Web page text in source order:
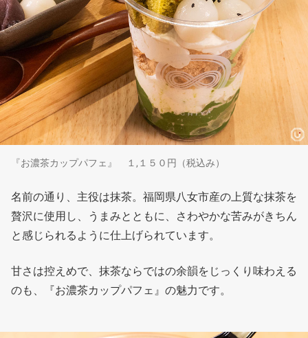
『お濃茶カップパフェ』 １,１５０円（税込み）
名前の通り、主役は抹茶。福岡県八女市産の上質な抹茶を
贅沢に使用し、うまみとともに、さわやかな苦みがきちん
と感じられるように仕上げられています。
甘さは控えめで、抹茶ならではの余韻をじっくり味わえる
のも、『お濃茶カップパフェ』の魅力です。